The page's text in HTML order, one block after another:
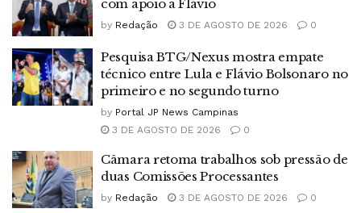
com apoio a Flávio
by Redação 3 DE AGOSTO DE 2026 0
Pesquisa BTG/Nexus mostra empate
técnico entre Lula e Flávio Bolsonaro no
primeiro e no segundo turno
by Portal JP News Campinas
3 DE AGOSTO DE 2026
0
Câmara retoma trabalhos sob pressão de
duas Comissões Processantes
by Redação 3 DE AGOSTO DE 2026 0